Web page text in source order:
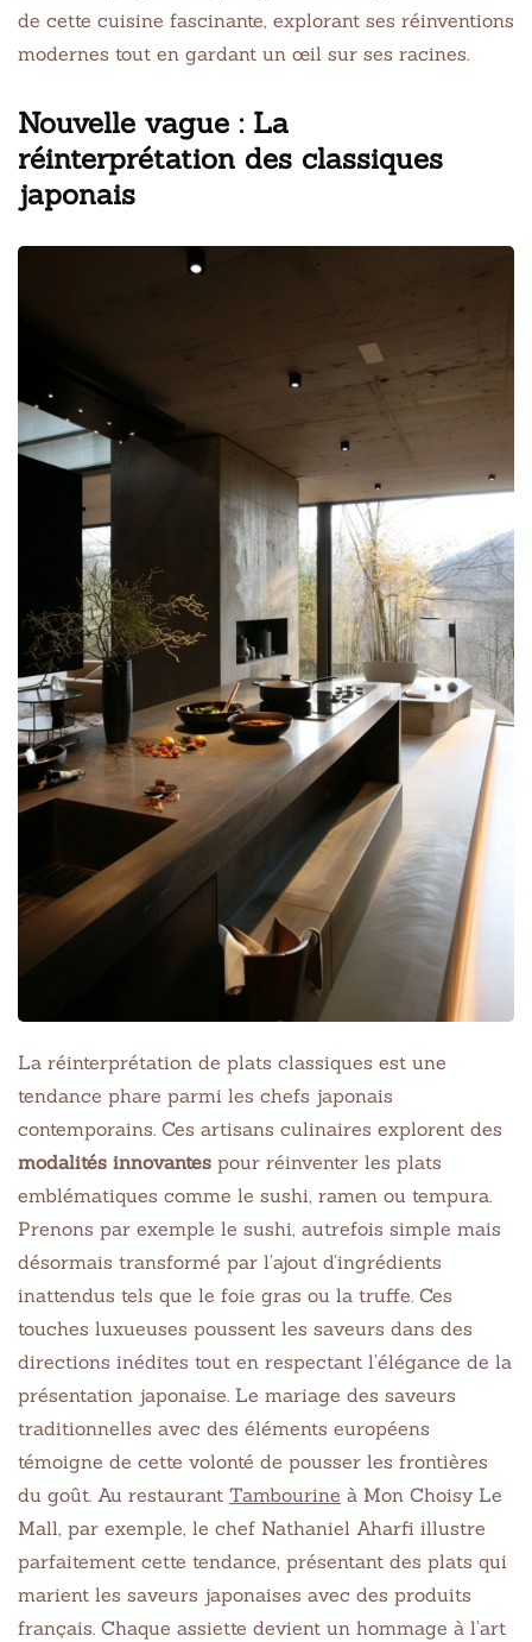
de cette cuisine fascinante, explorant ses réinventions
modernes tout en gardant un œil sur ses racines.
Nouvelle vague : La
réinterprétation des classiques
japonais
La réinterprétation de plats classiques est une
tendance phare parmi les chefs japonais
contemporains. Ces artisans culinaires explorent des
modalités innovantes pour réinventer les plats
emblématiques comme le sushi, ramen ou tempura.
Prenons par exemple le sushi, autrefois simple mais
désormais transformé par l’ajout d’ingrédients
inattendus tels que le foie gras ou la truffe. Ces
touches luxueuses poussent les saveurs dans des
directions inédites tout en respectant l’élégance de la
présentation japonaise. Le mariage des saveurs
traditionnelles avec des éléments européens
témoigne de cette volonté de pousser les frontières
du goût. Au restaurant Tambourine à Mon Choisy Le
Mall, par exemple, le chef Nathaniel Aharfi illustre
parfaitement cette tendance, présentant des plats qui
marient les saveurs japonaises avec des produits
français. Chaque assiette devient un hommage à l’art